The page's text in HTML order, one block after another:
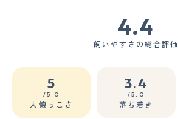
4.4
飼いやすさの総合評価
5
/5.0
人懐っこさ
3.4
/5.0
落ち着き